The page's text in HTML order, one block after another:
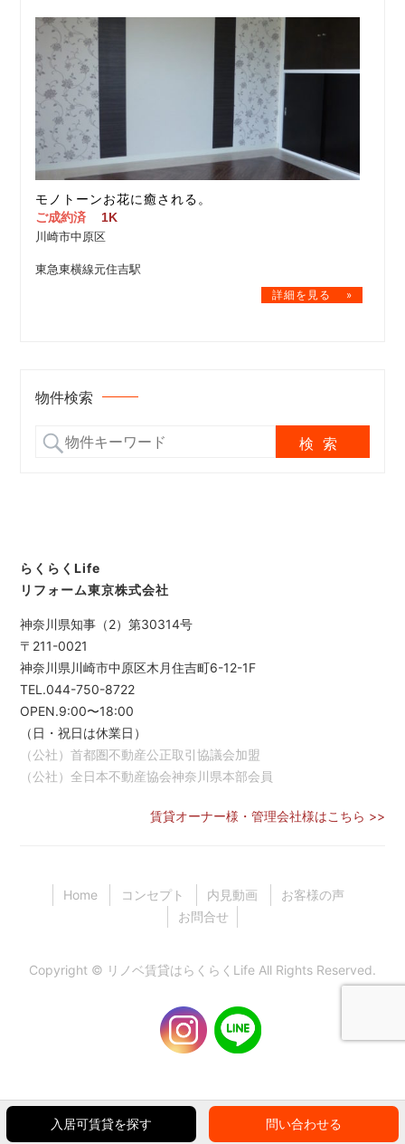
入居可賃貸を探す 問い合わせる
モノトーンお花に癒される。
ご成約済
1K
川崎市中原区
東急東横線元住吉駅
物件検索
らくらくLife
リフォーム東京株式会社
神奈川県知事（2）第30314号
〒211-0021
神奈川県川崎市中原区木月住吉町6-12-1F
TEL.044-750-8722
OPEN.9:00〜18:00
（日・祝日は休業日）
（公社）首都圏不動産公正取引協議会加盟
（公社）全日本不動産協会神奈川県本部会員
賃貸オーナー様・管理会社様はこちら >>
Home コンセプト 内見動画
お客様の声
お問合せ
Copyright © リノベ賃貸はらくらくLife All Rights Reserved.